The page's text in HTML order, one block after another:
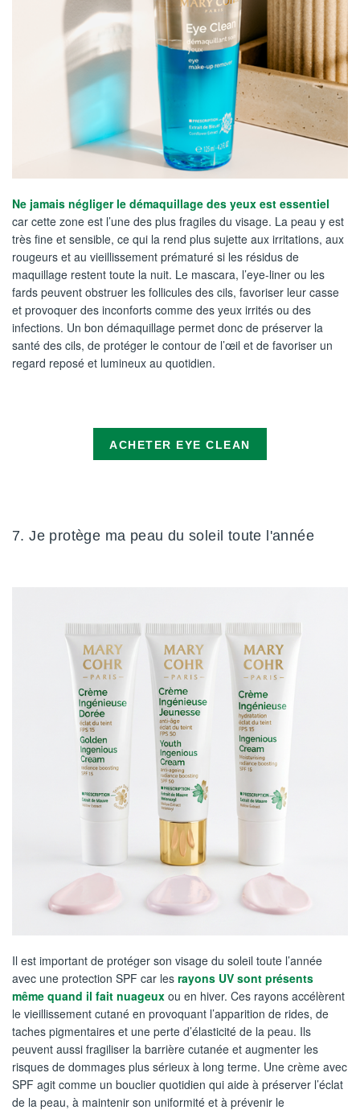
Ne jamais négliger le démaquillage des yeux est essentiel
car cette zone est l’une des plus fragiles du visage. La peau y est
très fine et sensible, ce qui la rend plus sujette aux irritations, aux
rougeurs et au vieillissement prématuré si les résidus de
maquillage restent toute la nuit. Le mascara, l’eye-liner ou les
fards peuvent obstruer les follicules des cils, favoriser leur casse
et provoquer des inconforts comme des yeux irrités ou des
infections. Un bon démaquillage permet donc de préserver la
santé des cils, de protéger le contour de l’œil et de favoriser un
regard reposé et lumineux au quotidien.
ACHETER EYE CLEAN
7. Je protège ma peau du soleil toute l'année
Il est important de protéger son visage du soleil toute l’année
avec une protection SPF car les rayons UV sont présents
même quand il fait nuageux ou en hiver. Ces rayons accélèrent
le vieillissement cutané en provoquant l’apparition de rides, de
taches pigmentaires et une perte d’élasticité de la peau. Ils
peuvent aussi fragiliser la barrière cutanée et augmenter les
risques de dommages plus sérieux à long terme. Une crème avec
SPF agit comme un bouclier quotidien qui aide à préserver l’éclat
de la peau, à maintenir son uniformité et à prévenir le